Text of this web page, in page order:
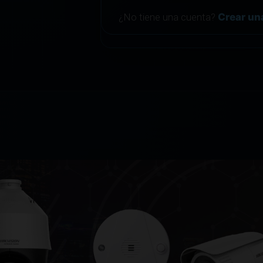
¿No tiene una cuenta? Crear